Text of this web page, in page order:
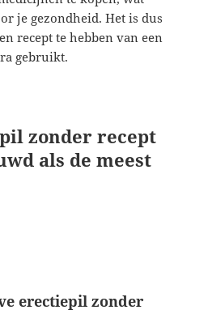
je gezondheid. Het is dus
recept te hebben van een
gebruikt.
zonder recept
als de meest
erectiepil zonder